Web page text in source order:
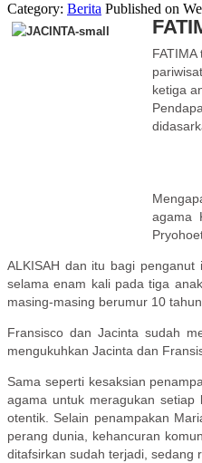
Category: Berita Published on
ketiga
agama
ALKISAH dan itu bagi
selama enam kali pada tiga
masing-masing berumur 10
Fransisco dan Jacinta sudah
mengukuhkan Jacinta dan
Sama seperti kesaksian
agama untuk meragukan setiap
otentik. Selain penampakan
perang dunia, kehancuran
ditafsirkan sudah terjadi, sedang